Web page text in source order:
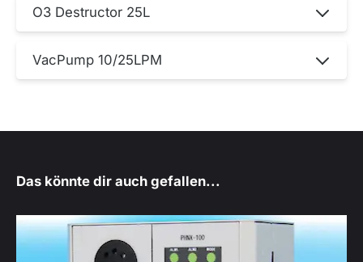
O3 Destructor 25L
VacPump 10/25LPM
Das könnte dir auch gefallen...